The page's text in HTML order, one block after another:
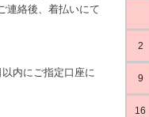
連絡後、着払いにて
内にご指定口座に
2
9
16